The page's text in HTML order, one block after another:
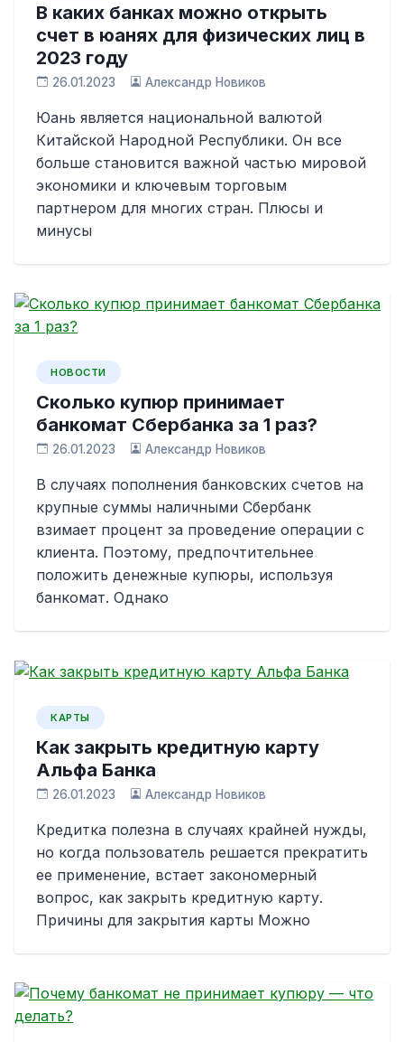
В каких банках можно открыть
счет в юанях для физических лиц в
2023 году
26.01.2023 Александр Новиков
Юань является национальной валютой
Китайской Народной Республики. Он все
больше становится важной частью мировой
экономики и ключевым торговым
партнером для многих стран. Плюсы и
минусы
НОВОСТИ
Сколько купюр принимает
банкомат Сбербанка за 1 раз?
26.01.2023 Александр Новиков
В случаях пополнения банковских счетов на
крупные суммы наличными Сбербанк
взимает процент за проведение операции с
клиента. Поэтому, предпочтительнее
положить денежные купюры, используя
банкомат. Однако
КАРТЫ
Как закрыть кредитную карту
Альфа Банка
26.01.2023 Александр Новиков
Кредитка полезна в случаях крайней нужды,
но когда пользователь решается прекратить
ее применение, встает закономерный
вопрос, как закрыть кредитную карту.
Причины для закрытия карты Можно